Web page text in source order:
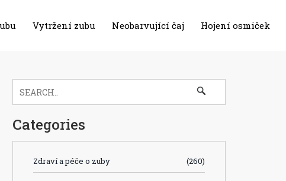
Vytržení zubu Neobarvující čaj Hojení osmiček
Categories
Zdraví a péče o zuby (260)